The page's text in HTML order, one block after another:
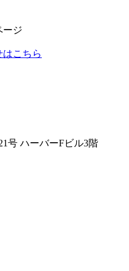
ージ
こちら
号 ハーバーFビル3階